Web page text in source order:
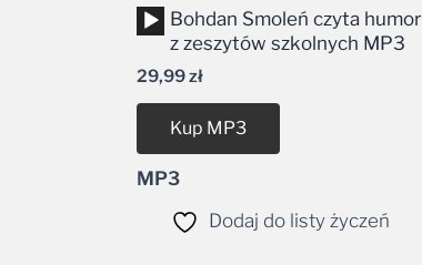
Odtwarzacz
plików
dźwiękowych
Bohdan Smoleń czyta humor
z zeszytów szkolnych MP3
29,99zł
Kup MP3
MP3
Dodaj do listy życzeń